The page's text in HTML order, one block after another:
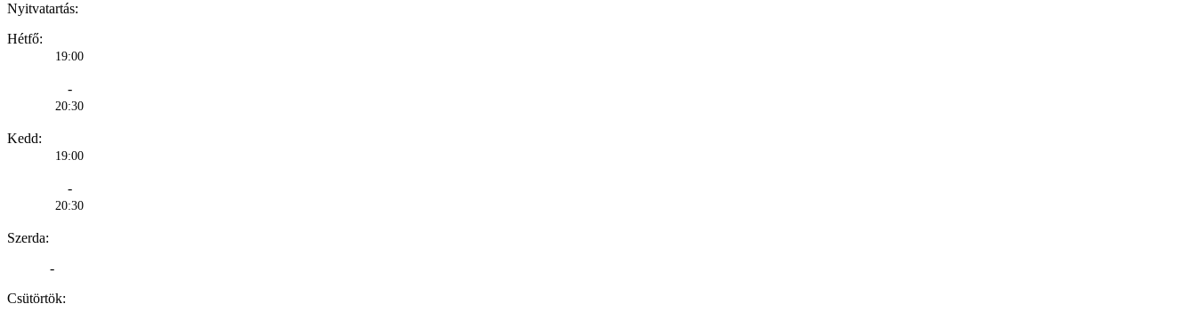
Nyitvatartás:
Hétfő:
19:00
-
20:30
Kedd:
19:00
-
20:30
Szerda:
-
Csütörtök: